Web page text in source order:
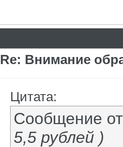
Re: Внимание
Цитата:
Сообщение
5,5 рублей )